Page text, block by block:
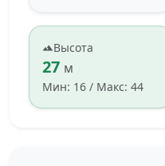
Высота
27 м
Мин: 16 / Макс: 44